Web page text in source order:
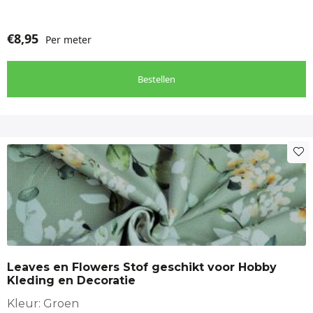
€8,95 Per meter
Bestellen
Leaves en Flowers Stof geschikt voor Hobby
Kleding en Decoratie
Kleur: Groen